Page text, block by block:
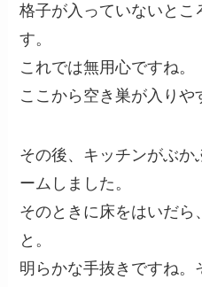
格子が入っていないとこ
す。
これでは無用心ですね。
ここから空き巣が入りや
その後、キッチンがぶか
ームしました。
そのときに床をはいだら
と。
明らかな手抜きですね。